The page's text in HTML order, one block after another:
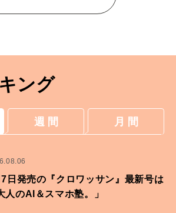
ング
週 間 月 間
日発売の『クロワッサン』最新号は
人のAI＆スマホ塾。」